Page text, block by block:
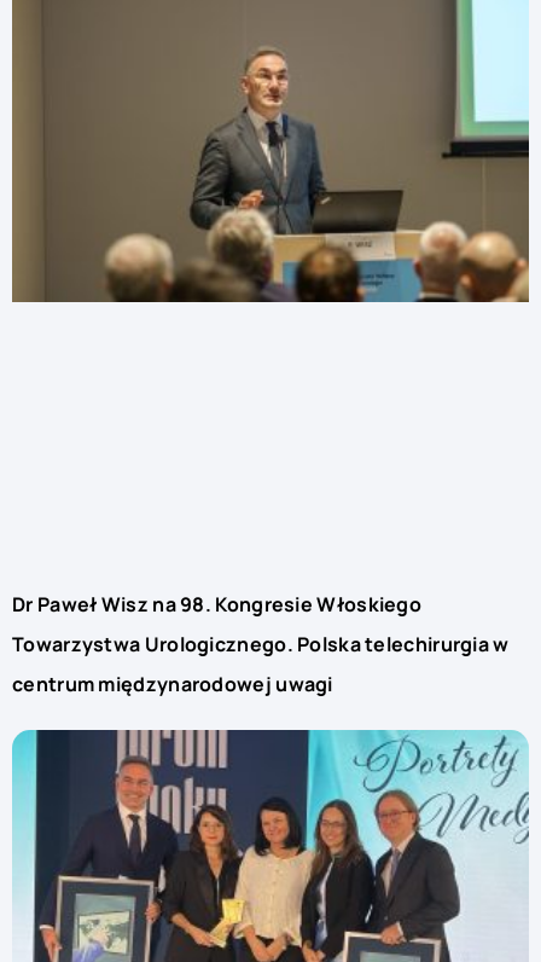
Dr Paweł Wisz na 98. Kongresie Włoskiego
Towarzystwa Urologicznego. Polska telechirurgia w
centrum międzynarodowej uwagi